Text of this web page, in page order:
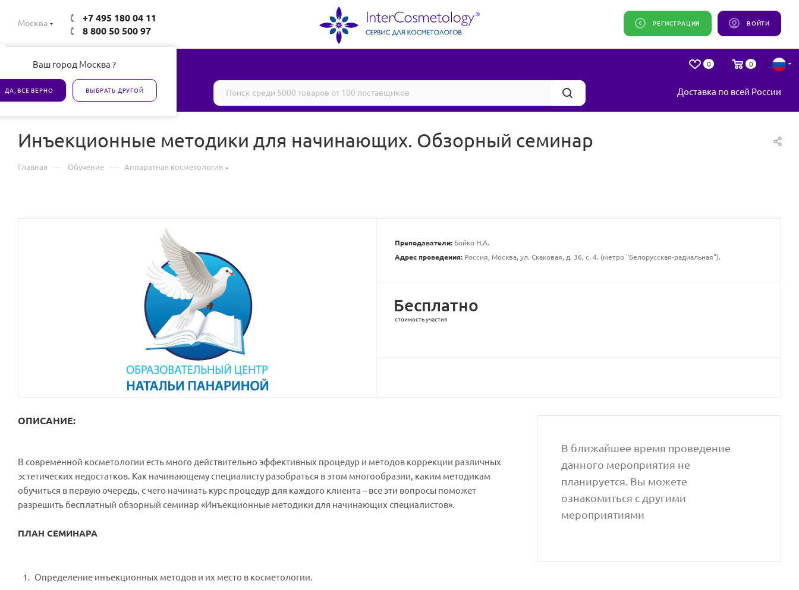
Москва
Ваш город Москва ?
ДА, ВСЕ ВЕРНО ВЫБРАТЬ ДРУГОЙ
+7 495 180 04 11
8 800 50 500 97
ВОЙТИ
РЕГИСТРАЦИЯ
0 0
Все товары сертифицированы Доставка по всей России
Инъекционные методики для начинающих. Обзорный семинар
Главная — Обучение — Аппаратная косметология
Преподаватели:Бойко Н.А.
Адрес проведения:Россия, Москва, ул. Скаковая, д. 36, с. 4. (метро "Белорусская-радиальная").
Бесплатно
стоимость участия
В ближайшее время проведение
данного мероприятия не
планируется. Вы можете
ознакомиться с другими
мероприятиями
ОПИСАНИЕ:
В современной косметологии есть много действительно эффективных процедур и методов коррекции различных
эстетических недостатков. Как начинающему специалисту разобраться в этом многообразии, каким методикам
обучиться в первую очередь, с чего начинать курс процедур для каждого клиента – все эти вопросы поможет
разрешить бесплатный обзорный семинар «Инъекционные методики для начинающих специалистов».
ПЛАН СЕМИНАРА
Определение инъекционных методов и их место в косметологии.